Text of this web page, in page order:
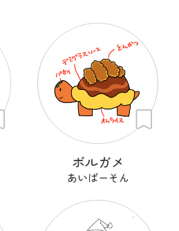
ボルガメ
あいばーそん